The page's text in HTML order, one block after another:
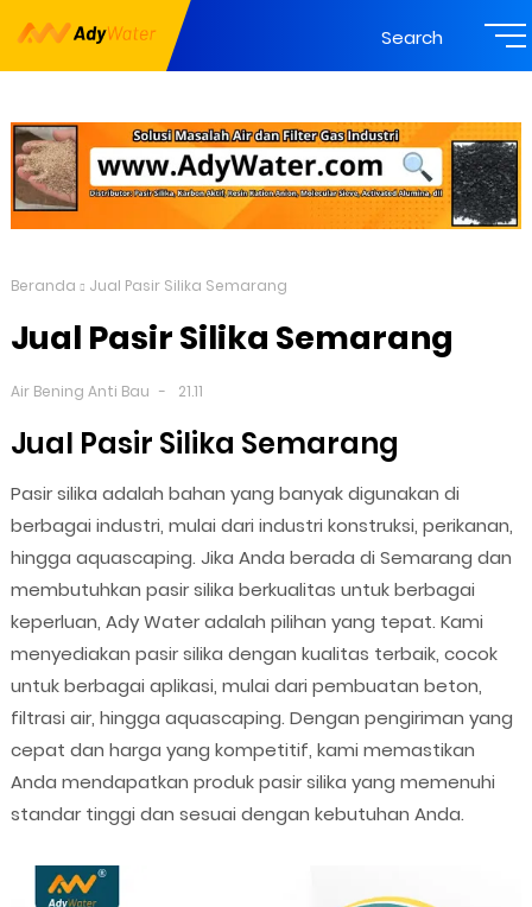
Search
Beranda Jual Pasir Silika Semarang
Jual Pasir Silika Semarang
Air Bening Anti Bau 21.11
Jual Pasir Silika Semarang
Pasir silika adalah bahan yang banyak digunakan di
berbagai industri, mulai dari industri konstruksi, perikanan,
hingga aquascaping. Jika Anda berada di Semarang dan
membutuhkan pasir silika berkualitas untuk berbagai
keperluan, Ady Water adalah pilihan yang tepat. Kami
menyediakan pasir silika dengan kualitas terbaik, cocok
untuk berbagai aplikasi, mulai dari pembuatan beton,
filtrasi air, hingga aquascaping. Dengan pengiriman yang
cepat dan harga yang kompetitif, kami memastikan
Anda mendapatkan produk pasir silika yang memenuhi
standar tinggi dan sesuai dengan kebutuhan Anda.